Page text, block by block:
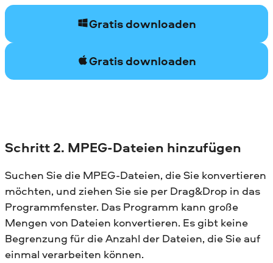
Gratis downloaden
Gratis downloaden
Schritt 2. MPEG-Dateien hinzufügen
Suchen Sie die MPEG-Dateien, die Sie konvertieren
möchten, und ziehen Sie sie per Drag&Drop in das
Programmfenster. Das Programm kann große
Mengen von Dateien konvertieren. Es gibt keine
Begrenzung für die Anzahl der Dateien, die Sie auf
einmal verarbeiten können.